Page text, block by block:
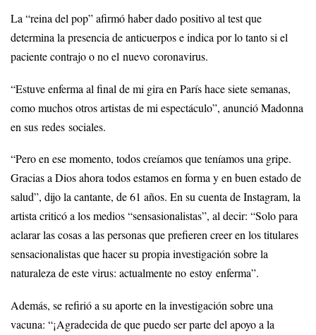
La “reina del pop” afirmó haber dado positivo al test que
determina la presencia de anticuerpos e indica por lo tanto si el
paciente contrajo o no el nuevo coronavirus.
“Estuve enferma al final de mi gira en París hace siete semanas,
como muchos otros artistas de mi espectáculo”, anunció Madonna
en sus redes sociales.
“Pero en ese momento, todos creíamos que teníamos una gripe.
Gracias a Dios ahora todos estamos en forma y en buen estado de
salud”, dijo la cantante, de 61 años. En su cuenta de Instagram, la
artista criticó a los medios “sensasionalistas”, al decir: “Solo para
aclarar las cosas a las personas que prefieren creer en los titulares
sensacionalistas que hacer su propia investigación sobre la
naturaleza de este virus: actualmente no estoy enferma”.
Además, se refirió a su aporte en la investigación sobre una
vacuna: “¡Agradecida de que puedo ser parte del apoyo a la